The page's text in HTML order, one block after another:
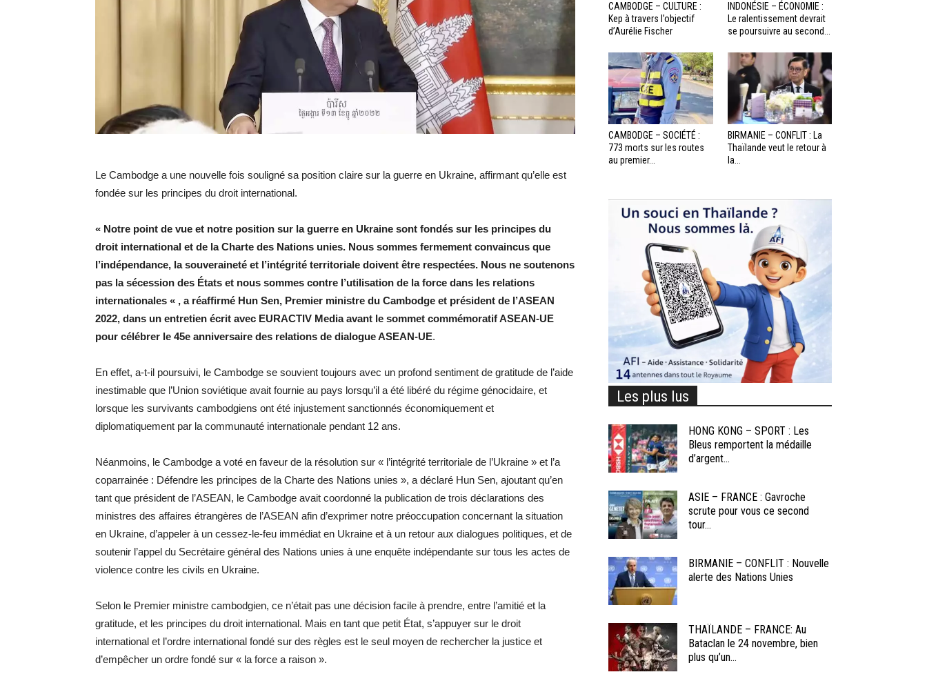
Le Cambodge a une nouvelle fois souligné sa position claire sur la guerre en Ukraine, affirmant qu’elle est
fondée sur les principes du droit international.
« Notre point de vue et notre position sur la guerre en Ukraine sont fondés sur les principes du
droit international et de la Charte des Nations unies. Nous sommes fermement convaincus que
l’indépendance, la souveraineté et l’intégrité territoriale doivent être respectées. Nous ne soutenons
pas la sécession des États et nous sommes contre l’utilisation de la force dans les relations
internationales « , a réaffirmé Hun Sen, Premier ministre du Cambodge et président de l’ASEAN
2022, dans un entretien écrit avec EURACTIV Media avant le sommet commémoratif ASEAN-UE
pour célébrer le 45e anniversaire des relations de dialogue ASEAN-UE.
En effet, a-t-il poursuivi, le Cambodge se souvient toujours avec un profond sentiment de gratitude de l’aide
inestimable que l’Union soviétique avait fournie au pays lorsqu’il a été libéré du régime génocidaire, et
lorsque les survivants cambodgiens ont été injustement sanctionnés économiquement et
diplomatiquement par la communauté internationale pendant 12 ans.
Néanmoins, le Cambodge a voté en faveur de la résolution sur « l’intégrité territoriale de l’Ukraine » et l’a
coparrainée : Défendre les principes de la Charte des Nations unies », a déclaré Hun Sen, ajoutant qu’en
tant que président de l’ASEAN, le Cambodge avait coordonné la publication de trois déclarations des
ministres des affaires étrangères de l’ASEAN afin d’exprimer notre préoccupation concernant la situation
en Ukraine, d’appeler à un cessez-le-feu immédiat en Ukraine et à un retour aux dialogues politiques, et de
soutenir l’appel du Secrétaire général des Nations unies à une enquête indépendante sur tous les actes de
violence contre les civils en Ukraine.
Selon le Premier ministre cambodgien, ce n’était pas une décision facile à prendre, entre l’amitié et la
gratitude, et les principes du droit international. Mais en tant que petit État, s’appuyer sur le droit
international et l’ordre international fondé sur des règles est le seul moyen de rechercher la justice et
d’empêcher un ordre fondé sur « la force a raison ».
CAMBODGE – CULTURE :
Kep à travers l’objectif
d’Aurélie Fischer
INDONÉSIE – ÉCONOMIE :
Le ralentissement devrait
se poursuivre au second...
CAMBODGE – SOCIÉTÉ :
773 morts sur les routes
au premier...
BIRMANIE – CONFLIT : La
Thaïlande veut le retour à
la...
Les plus lus
HONG KONG – SPORT : Les
Bleus remportent la médaille
d’argent...
ASIE – FRANCE : Gavroche
scrute pour vous ce second
tour...
BIRMANIE – CONFLIT : Nouvelle
alerte des Nations Unies
THAÏLANDE – FRANCE: Au
Bataclan le 24 novembre, bien
plus qu’un...